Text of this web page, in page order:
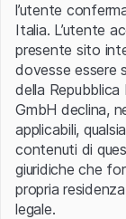
l’utente
Italia. L’utente
presente sito
dovesse essere
della
GmbH declina,
applicabili,
contenuti di
giuridiche che
propria
legale.